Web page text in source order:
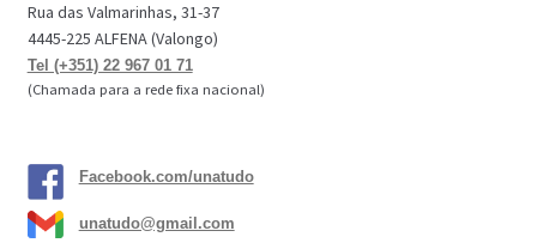
Rua das Valmarinhas, 31-37
4445-225 ALFENA (Valongo)
Tel (+351) 22 967 01 71
(Chamada para a rede fixa nacional)
Facebook.com/unatudo
unatudo@gmail.com